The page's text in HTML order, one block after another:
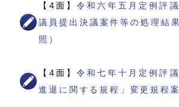
【4面】令和六年五月定例評
議員提出決議案件等の処理結
照）
【4面】令和七年十月定例評
進退に関する規程」変更規程